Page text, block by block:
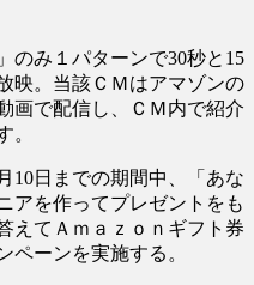
のみ１パターンで30秒と15
映。当該ＣＭはアマゾンの
画で配信し、ＣＭ内で紹介
。
10日までの期間中、「あな
アを作ってプレゼントをも
えてＡｍａｚｏｎギフト券
ペーンを実施する。